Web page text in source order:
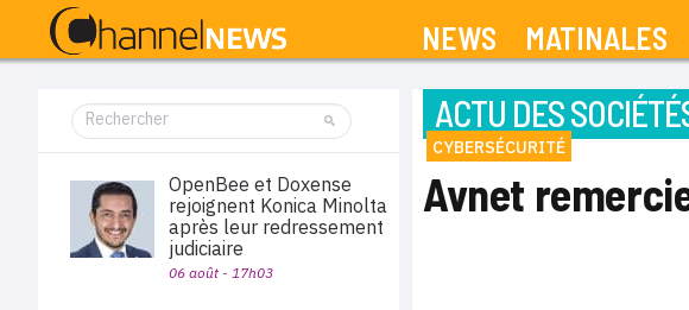
NEWS MATINALES
ACTU DES
CYBERSÉCURITÉ
Avnet
OpenBee et Doxense
rejoignent Konica Minolta
après leur redressement
judiciaire
06 août - 17h03